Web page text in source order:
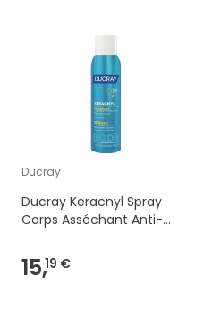
Ducray
Ducray Keracnyl Spray
Corps Asséchant Anti-
15,19 €